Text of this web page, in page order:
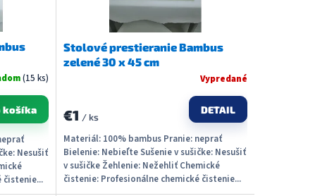
(15 ks)
košíka
Nesušiť
čistenie...
Stolové prestieranie Bambus
zelené 30 x 45 cm
Vypredané
€1 / ks
DETAIL
Materiál: 100% bambus Pranie: neprať
Bielenie: Nebieľte Sušenie v sušičke: Nesušiť
v sušičke Žehlenie: Nežehliť Chemické
čistenie: Profesionálne chemické čistenie...